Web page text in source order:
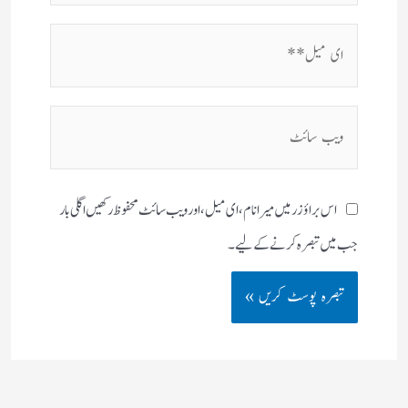
اس براؤزر میں میرا نام، ای میل، اور ویب سائٹ محفوظ رکھیں اگلی بار
جب میں تبصرہ کرنے کےلیے۔